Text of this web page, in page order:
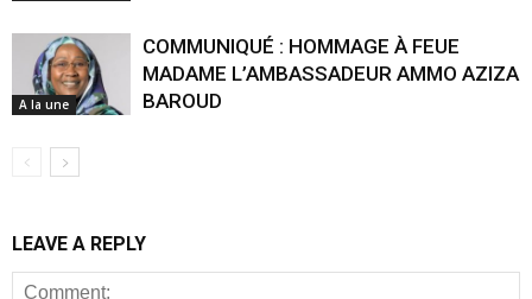
A la une
COMMUNIQUÉ : HOMMAGE À FEUE
MADAME L’AMBASSADEUR AMMO AZIZA
BAROUD
LEAVE A REPLY